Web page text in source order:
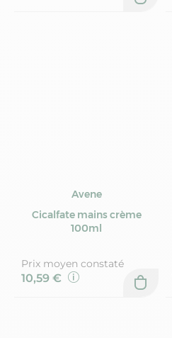
Avene
Cicalfate mains crème
100ml
Prix moyen constaté
10,59 €